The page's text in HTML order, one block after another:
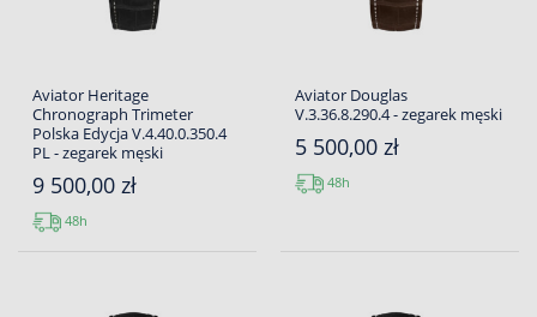
Aviator Heritage
Chronograph Trimeter
Polska Edycja V.4.40.0.350.4
PL - zegarek męski
9 500,00 zł
48h
Aviator Douglas
V.3.36.8.290.4 - zegarek męski
5 500,00 zł
48h